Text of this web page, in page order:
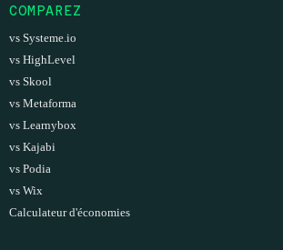
COMPAREZ
vs Systeme.io
vs HighLevel
vs Skool
vs Metaforma
vs Learnybox
vs Kajabi
vs Podia
vs Wix
Calculateur d'économies